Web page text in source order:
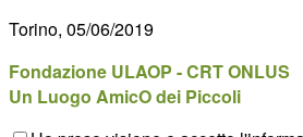
Torino, 05/06/2019
Fondazione ULAOP - CRT ONLUS
Un Luogo AmicO dei Piccoli